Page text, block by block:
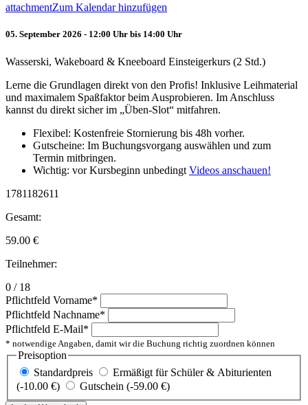
attachmentZum Kalendar hinzufügen
05. September 2026 - 12:00 Uhr bis 14:00 Uhr
Wasserski, Wakeboard & Kneeboard Einsteigerkurs (2 Std.)
Lerne die Grundlagen direkt von den Profis! Inklusive Leihmaterial
und maximalem Spaßfaktor beim Ausprobieren. Im Anschluss
kannst du direkt sicher im „Üben-Slot“ mitfahren.
Flexibel: Kostenfreie Stornierung bis 48h vorher.
Gutscheine: Im Buchungsvorgang auswählen und zum
Termin mitbringen.
Wichtig: vor Kursbeginn unbedingt Videos anschauen!
1781182611
Gesamt:
59.00 €
Teilnehmer:
0 / 18
Pflichtfeld Vorname*
Pflichtfeld Nachname*
Pflichtfeld E-Mail*
* notwendige Angaben, damit wir die Buchung richtig zuordnen können
Preisoption
Standardpreis
Ermäßigt für Schüler & Abiturienten
(-10.00 €)
Gutschein (-59.00 €)